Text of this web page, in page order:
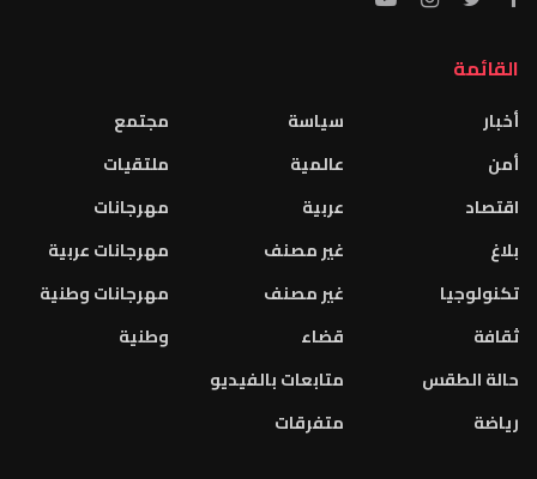
القائمة
أخبار
أمن
اقتصاد
بلاغ
تكنولوجيا
ثقافة
حالة الطقس
رياضة
سياسة
عالمية
عربية
غير مصنف
غير مصنف
قضاء
متابعات بالفيديو
متفرقات
مجتمع
ملتقيات
مهرجانات
مهرجانات عربية
مهرجانات وطنية
وطنية